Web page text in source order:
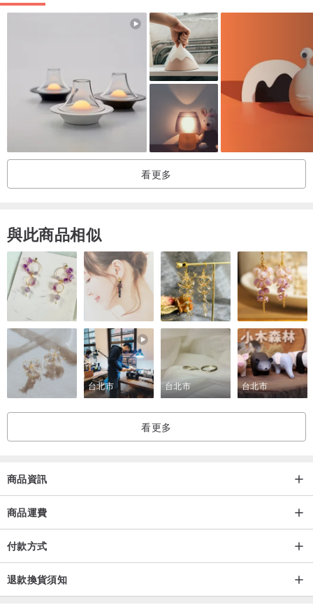
讓心意，以最美好的樣子抵達｜風格禮物包裝服務
送禮的時刻，總是充滿期待。
每一份挑選，都藏著一段想說的話。
我們明白這份心意多麼珍貴，因此為你提供「全系列商品免費包裝服
務」。
不需加價，我們將用心打理每一個細節，讓你的心意在開啟的那一
刻，閃閃發亮。
🎁 完整包裝內容
-精緻風格包裝外觀：款式如下圖隨機提供。
：為禮物繫上最後一道儀式感。
-手寫感祝福卡片：多款設計可選，承載你的溫度。
開始。
看更多
與此商品相似
台北市 台北市 台北市
看更多
商品資訊
商品運費
付款方式
退款換貨須知